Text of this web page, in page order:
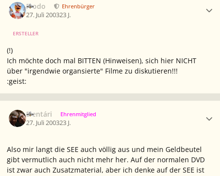
Frodo Ehrenbürger
27. Juli 200323 J.
ERSTELLER
(!)
Ich möchte doch mal BITTEN (Hinweisen), sich hier NICHT
über "irgendwie organsierte" Filme zu diskutieren!!!
:geist:
Elentári Ehrenmitglied
27. Juli 200323 J.
Also mir langt die SEE auch völlig aus und mein Geldbeutel
gibt vermutlich auch nicht mehr her. Auf der normalen DVD
ist zwar auch Zusatzmaterial, aber ich denke auf der SEE ist